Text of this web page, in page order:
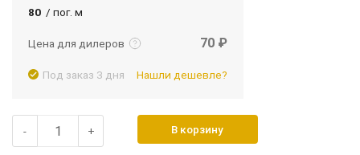
80 / пог. м
Цена для дилеров
Подробнее
70 ₽
Под заказ 3 дня Нашли дешевле?
- + В корзину